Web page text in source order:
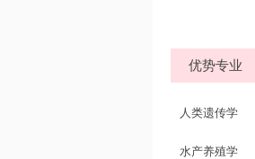
优势专业
人类遗传学
水产养殖学